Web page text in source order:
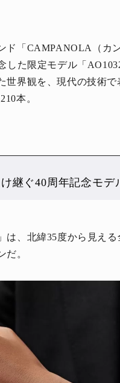
ド「CAMPANOLA（カ
した限定モデル「
世界観を、現代の技術
本。
継ぐ40周年記念モデ
は、北緯35度から見え
だ。